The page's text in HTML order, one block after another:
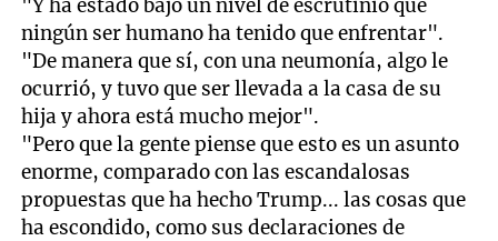
"Y ha estado bajo un nivel de escrutinio que
ningún ser humano ha tenido que enfrentar".
"De manera que sí, con una neumonía, algo le
ocurrió, y tuvo que ser llevada a la casa de su
hija y ahora está mucho mejor".
"Pero que la gente piense que esto es un asunto
enorme, comparado con las escandalosas
propuestas que ha hecho Trump... las cosas que
ha escondido, como sus declaraciones de